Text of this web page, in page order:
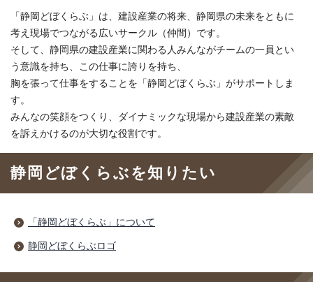
「静岡どぼくらぶ」は、建設産業の将来、静岡県の未来をともに
考え現場でつながる広いサークル（仲間）です。
そして、静岡県の建設産業に関わる人みんながチームの一員とい
う意識を持ち、この仕事に誇りを持ち、
胸を張って仕事をすることを「静岡どぼくらぶ」がサポートしま
す。
みんなの笑顔をつくり、ダイナミックな現場から建設産業の素敵
を訴えかけるのが大切な役割です。
静岡どぼくらぶを知りたい
「静岡どぼくらぶ」について
静岡どぼくらぶロゴ